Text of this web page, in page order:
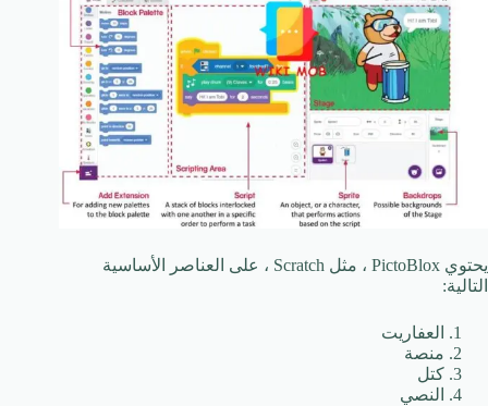
يحتوي PictoBlox ، مثل Scratch ، على العناصر الأساسية
التالية:
العفاريت
منصة
كتل
النصي